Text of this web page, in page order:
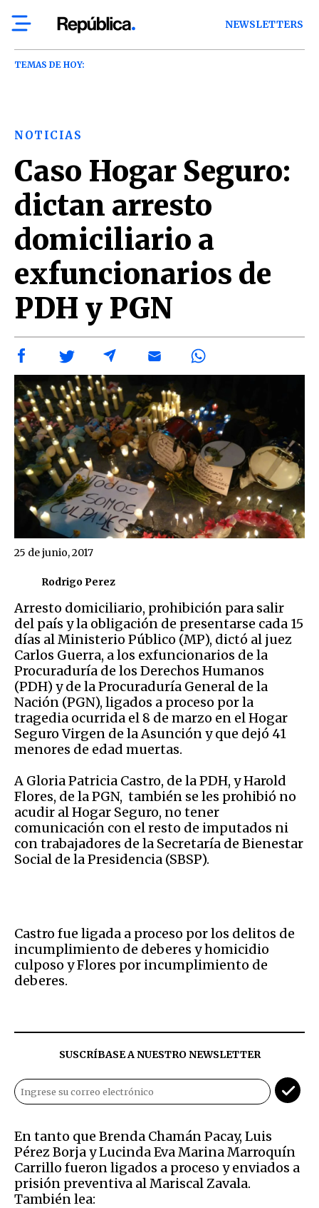
NEWSLETTERS
TEMAS DE HOY:
NOTICIAS
Caso Hogar Seguro:
dictan arresto
domiciliario a
exfuncionarios de
PDH y PGN
Rodrigo Perez
25 de junio, 2017
Arresto domiciliario, prohibición para salir
del país y la obligación de presentarse cada 15
días al Ministerio Público (MP), dictó al juez
Carlos Guerra, a los exfuncionarios de la
Procuraduría de los Derechos Humanos
(PDH) y de la Procuraduría General de la
Nación (PGN), ligados a proceso por la
tragedia ocurrida el 8 de marzo en el Hogar
Seguro Virgen de la Asunción y que dejó 41
menores de edad muertas.
A Gloria Patricia Castro, de la PDH, y Harold
Flores, de la PGN, también se les prohibió no
acudir al Hogar Seguro, no tener
comunicación con el resto de imputados ni
con trabajadores de la Secretaría de Bienestar
Social de la Presidencia (SBSP).
Castro fue ligada a proceso por los delitos de
incumplimiento de deberes y homicidio
culposo y Flores por incumplimiento de
deberes.
SUSCRÍBASE A NUESTRO NEWSLETTER
En tanto que Brenda Chamán Pacay, Luis
Pérez Borja y Lucinda Eva Marina Marroquín
Carrillo fueron ligados a proceso y enviados a
prisión preventiva al Mariscal Zavala.
También lea: